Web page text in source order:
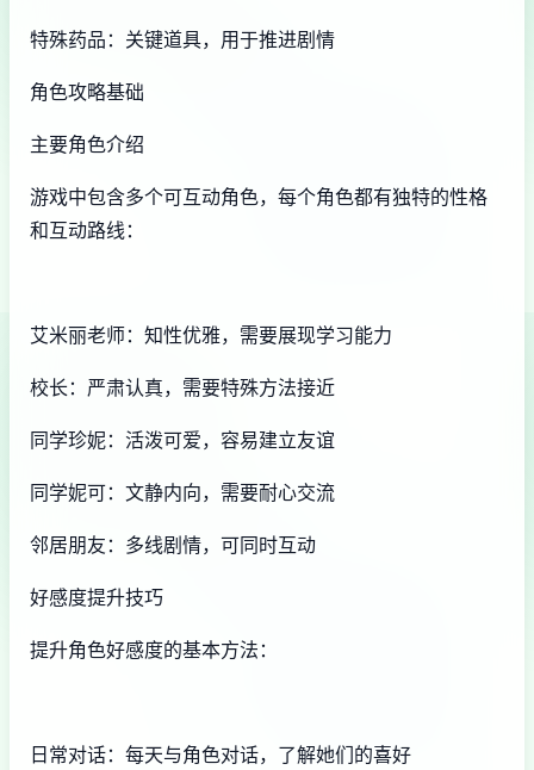
特殊药品：关键道具，用于推进剧情
角色攻略基础
主要角色介绍
游戏中包含多个可互动角色，每个角色都有独特的性格
和互动路线：
艾米丽老师：知性优雅，需要展现学习能力
校长：严肃认真，需要特殊方法接近
同学珍妮：活泼可爱，容易建立友谊
同学妮可：文静内向，需要耐心交流
邻居朋友：多线剧情，可同时互动
好感度提升技巧
提升角色好感度的基本方法：
日常对话：每天与角色对话，了解她们的喜好